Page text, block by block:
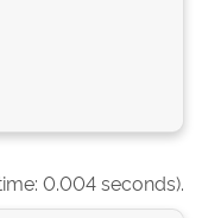
0.004 seconds).